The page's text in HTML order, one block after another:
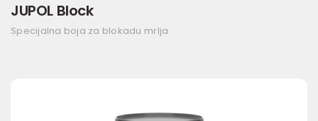
JUPOL Block
Specijalna boja za blokadu mrlja